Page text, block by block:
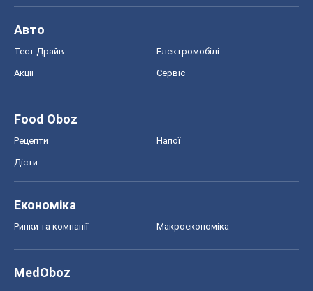
Авто
Тест Драйв Електромобілі
Акції Сервіс
Food Oboz
Рецепти Напої
Дієти
Економіка
Ринки та компанії Макроекономіка
MedOboz